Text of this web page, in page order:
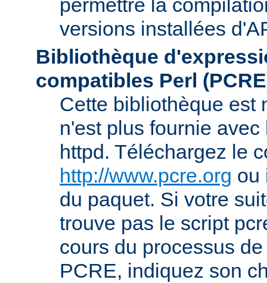
permettre la
versions installées
Bibliothèque
compatibles Perl
Cette bibliothèque est
n'est plus fournie
httpd. Téléchargez le
http://www.pcre.org ou
du paquet. Si votre
trouve pas le script
cours du processus
PCRE, indiquez son